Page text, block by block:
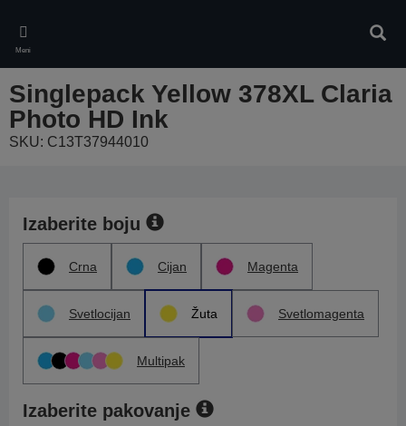
main
content
Meni
Singlepack Yellow 378XL Claria
Photo HD Ink
SKU: C13T37944010
Izaberite boju
Crna Cijan Magenta
Svetlocijan Žuta Svetlomagenta
Multipak
Izaberite pakovanje